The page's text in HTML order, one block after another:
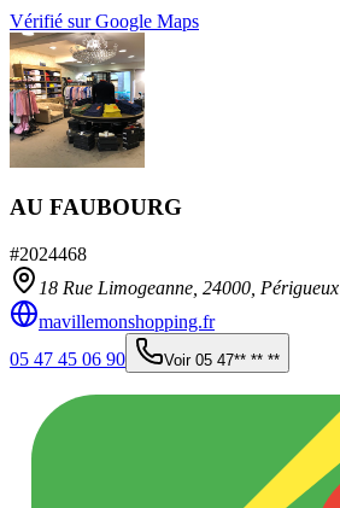
Vérifié sur Google Maps
AU FAUBOURG
#2024468
18 Rue Limogeanne, 24000 Périgueux
mavillemonshopping.fr
05 47 45 06 90
Voir 05 47** ** **